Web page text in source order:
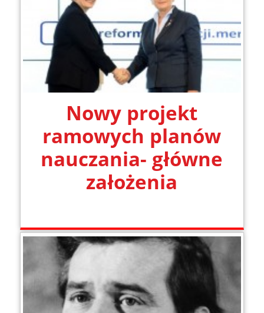
Nowy projekt
ramowych planów
nauczania- główne
założenia